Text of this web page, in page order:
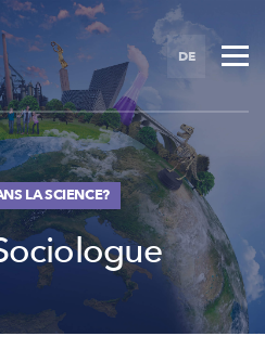
DE
LA SCIENCE?